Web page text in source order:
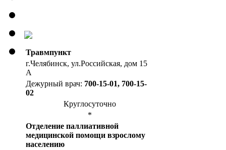
Травмпункт
г.Челябинск, ул.Российская, дом 15
А
Дежурный врач: 700-15-01, 700-15-
02
Круглосуточно
*
Отделение паллиативной
медицинской помощи взрослому
населению